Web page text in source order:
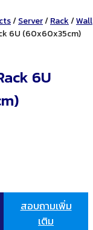
/Server/Rack/Wall
6U (60x60x35cm)
6U
สอบถามเพิ่ม
เติม